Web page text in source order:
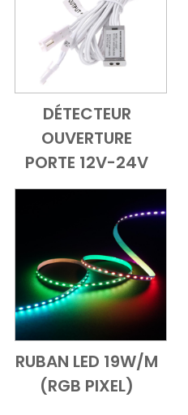
Add to CartVue d'ensemble
DÉTECTEUR
OUVERTURE
PORTE 12V-24V
Add to CartVue d'ensemble
RUBAN LED 19W/M
(RGB PIXEL)